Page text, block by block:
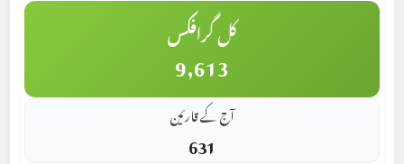
کل گرافکس
9,613
آج کے قارئین
631